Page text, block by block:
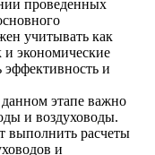
проведенных
учитывать как
и экономические
эффективность и
этапе важно
и воздуховоды.
выполнить расчеты
и